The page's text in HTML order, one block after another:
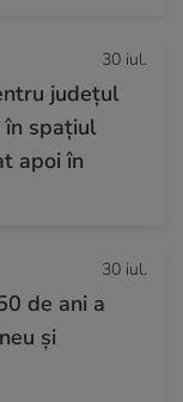
30 iul.
județul
în spațiul
apoi în
30 iul.
de ani a
și